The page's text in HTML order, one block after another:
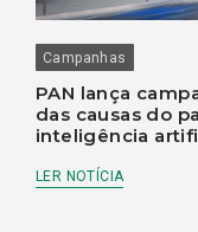
Campanhas
PAN lança
das causas do
inteligência
LER NOTÍCIA